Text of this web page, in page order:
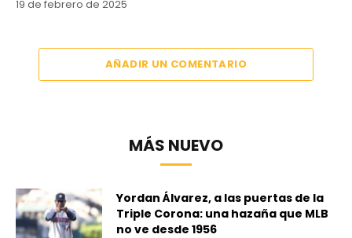
19 de febrero de 2025
AÑADIR UN COMENTARIO
MÁS NUEVO
Yordan Álvarez, a las puertas de la
Triple Corona: una hazaña que MLB
no ve desde 1956